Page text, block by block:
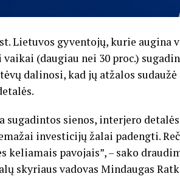
Lietuvos gyventojų, kurie augina
(daugiau nei 30 proc.)
dalinosi, kad jų atžalos
sugadintos sienos, interjero
investicijų žalai padengti.
keliamais pavojais”, – sako
skyriaus vadovas Mindaugas